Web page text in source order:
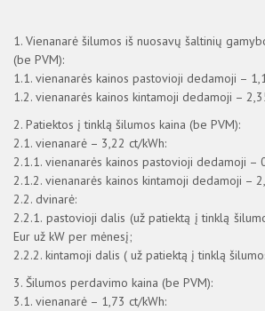
Pastatų vidaus sistemas
Šilumos ir karšto vandens kainų archyvas
Prieinamumo paraiška
TEISINĖ INFORMACIJA
KAIP TAUPYTI ŠILUMĄ
KITOS NUORODOS
1. Vienanarė šilumos iš nuosavų šaltinių
(be PVM):
1.1. vienanarės kainos pastovioji dedamoji –
1.2. vienanarės kainos kintamoji dedamoji –
2. Patiektos į tinklą šilumos kaina (be PVM):
2.1. vienanarė – 3,22 ct/kWh:
2.1.1. vienanarės kainos pastovioji dedamoji –
2.1.2. vienanarės kainos kintamoji dedamoji –
2.2. dvinarė:
2.2.1. pastovioji dalis (už patiektą į tinklą
Eur už kW per mėnesį;
2.2.2. kintamoji dalis ( už patiektą į tinklą
3. Šilumos perdavimo kaina (be PVM):
3.1. vienanarė – 1,73 ct/kWh: